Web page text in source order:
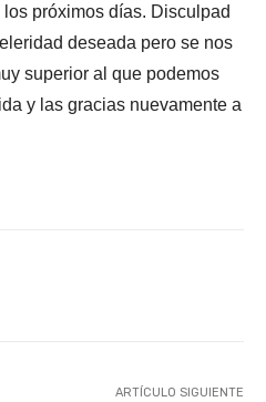
próximos días. Disculpad
deseada pero se nos
superior al que podemos
y las gracias nuevamente a
ARTÍCULO SIGUIENTE